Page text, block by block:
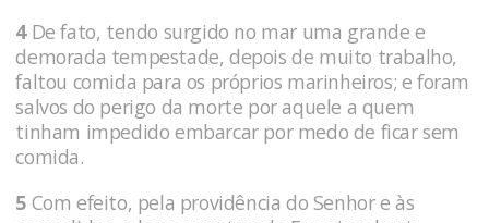
4De fato, tendo surgido no mar uma grande e
demorada tempestade, depois de muito trabalho,
faltou comida para os próprios marinheiros; e foram
salvos do perigo da morte por aquele a quem
tinham impedido embarcar por medo de ficar sem
comida.
5 Com efeito, pela providência do Senhor e às